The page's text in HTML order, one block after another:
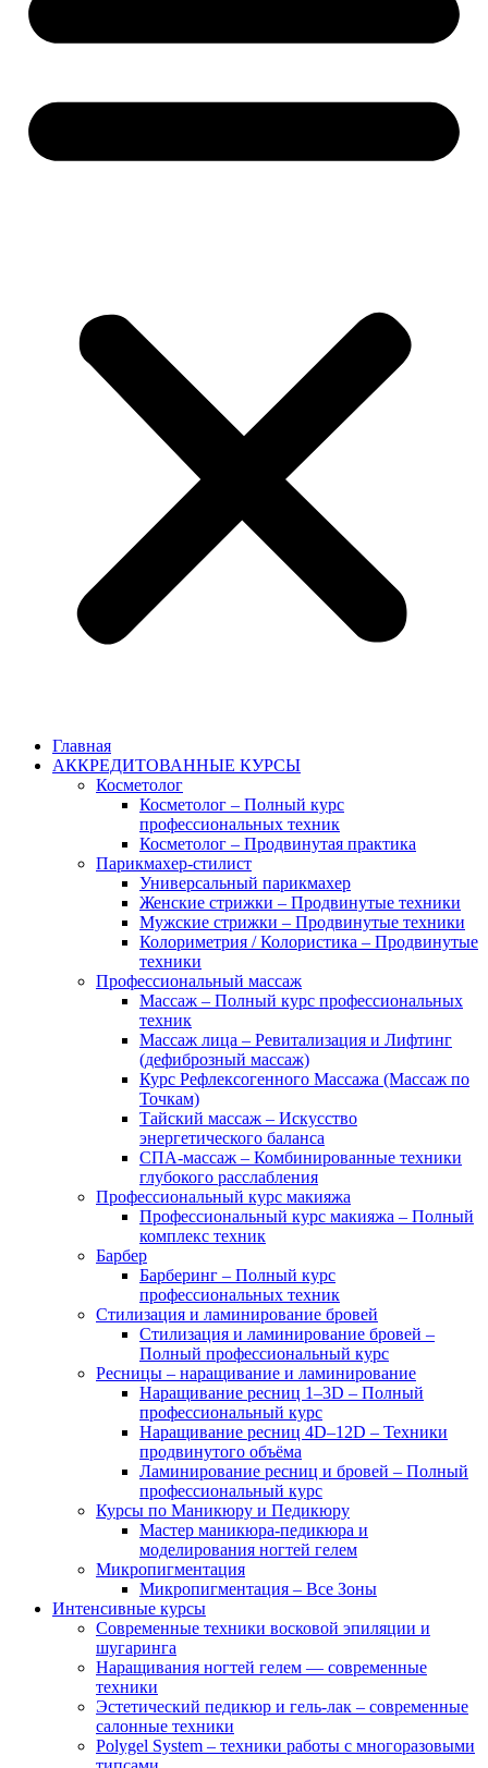
Главная
АККРЕДИТОВАННЫЕ КУРСЫ
Косметолог
Косметолог – Полный курс
профессиональных техник
Косметолог – Продвинутая практика
Парикмахер-стилист
Универсальный парикмахер
Женские стрижки – Продвинутые техники
Мужские стрижки – Продвинутые техники
Колориметрия / Колористика – Продвинутые
техники
Профессиональный массаж
Массаж – Полный курс профессиональных
техник
Массаж лица – Ревитализация и Лифтинг
(дефиброзный массаж)
Курс Рефлексогенного Массажа (Массаж по
Точкам)
Тайский массаж – Искусство
энергетического баланса
СПА-массаж – Комбинированные техники
глубокого расслабления
Профессиональный курс макияжа
Профессиональный курс макияжа – Полный
комплекс техник
Барбер
Барберинг – Полный курс
профессиональных техник
Стилизация и ламинирование бровей
Стилизация и ламинирование бровей –
Полный профессиональный курс
Ресницы – наращивание и ламинирование
Наращивание ресниц 1–3D – Полный
профессиональный курс
Наращивание ресниц 4D–12D – Техники
продвинутого объёма
Ламинирование ресниц и бровей – Полный
профессиональный курс
Курсы по Маникюру и Педикюру
Мастер маникюра-педикюра и
моделирования ногтей гелем
Микропигментация
Микропигментация – Все Зоны
Интенсивные курсы
Современные техники восковой эпиляции и
шугаринга
Наращивания ногтей гелем — современные
техники
Эстетический педикюр и гель-лак – современные
салонные техники
Polygel System – техники работы с многоразовыми